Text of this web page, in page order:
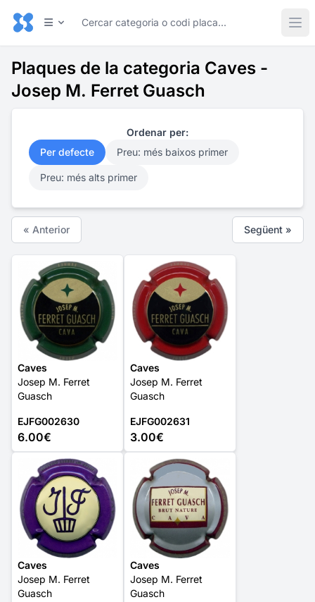
Plaques de la categoria Caves -
Josep M. Ferret Guasch
Ordenar per:
Per defecte
Preu: més baixos primer
Preu: més alts primer
« Anterior Següent »
Caves
Josep M. Ferret
Guasch
EJFG002630
6.00€
Caves
Josep M. Ferret
Guasch
EJFG002631
3.00€
Caves
Josep M. Ferret
Guasch
Caves
Josep M. Ferret
Guasch